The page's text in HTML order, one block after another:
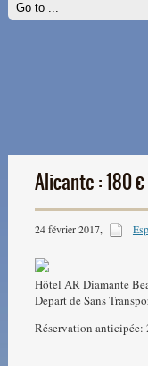
Voyages-travel - nos
Alicante : 180
24 février 2017,
Hôtel AR Diamante
Depart de Sans
Réservation anticipée: